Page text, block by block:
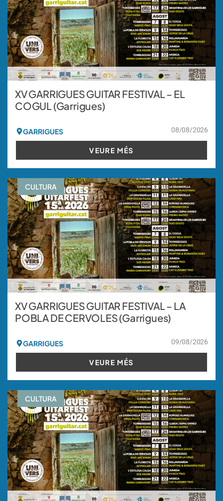
XV GARRIGUES GUITAR FESTIVAL – EL
COGUL (Garrigues)
GARRIGUES 08/08/2026
VEURE MÉS
CULTURA
XV GARRIGUES GUITAR FESTIVAL – LA
POBLA DE CERVOLES (Garrigues)
GARRIGUES 09/08/2026
VEURE MÉS
CULTURA